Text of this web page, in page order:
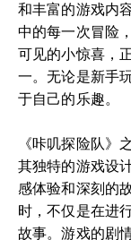
和丰富的游戏内
中的每一次冒险
可见的小惊喜，
一。无论是新手
于自己的乐趣。
《咔叽探险队》
其独特的游戏设
感体验和深刻的
时，不仅是在进
故事。游戏的剧